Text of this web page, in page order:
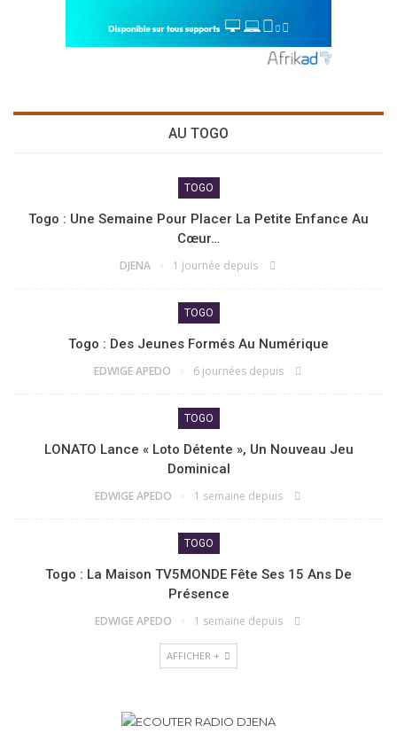
AU TOGO
TOGO
Togo : Une Semaine Pour Placer La Petite Enfance Au
Cœur…
DJENA 1 journée depuis
TOGO
Togo : Des Jeunes Formés Au Numérique
EDWIGE APEDO 6 journées depuis
TOGO
LONATO Lance « Loto Détente », Un Nouveau Jeu
Dominical
EDWIGE APEDO 1 semaine depuis
TOGO
Togo : La Maison TV5MONDE Fête Ses 15 Ans De
Présence
EDWIGE APEDO 1 semaine depuis
AFFICHER +